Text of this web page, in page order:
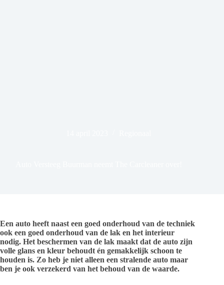
Een auto heeft naast een goed onderhoud van de techniek
ook een goed onderhoud van de lak en het interieur
nodig. Het beschermen van de lak maakt dat de auto zijn
volle glans en kleur behoudt én gemakkelijk schoon te
houden is. Zo heb je niet alleen een stralende auto maar
ben je ook verzekerd van het behoud van de waarde.